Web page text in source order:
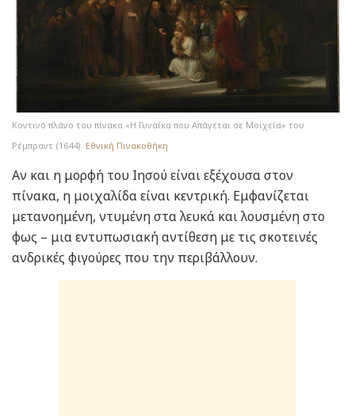
Κοντινό πλάνο του πίνακα «Η Γυναίκα που Απάγεται σε Μοιχεία» του
Ρέμπραντ (1644). Εθνική Πινακοθήκη
Αν και η μορφή του Ιησού είναι εξέχουσα στον
πίνακα, η μοιχαλίδα είναι κεντρική. Εμφανίζεται
μετανοημένη, ντυμένη στα λευκά και λουσμένη στο
φως – μια εντυπωσιακή αντίθεση με τις σκοτεινές
ανδρικές φιγούρες που την περιβάλλουν.